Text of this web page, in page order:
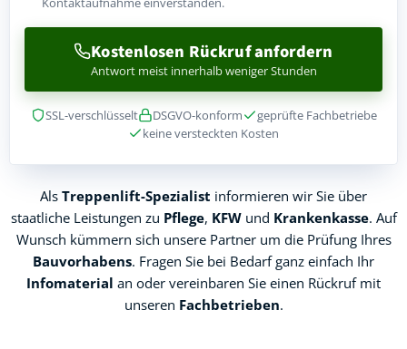
Kostenlosen Rückruf anfordern
Antwort meist innerhalb weniger Stunden
SSL-verschlüsselt DSGVO-konform
geprüfte Fachbetriebe
keine versteckten Kosten
Als Treppenlift-Spezialist informieren wir Sie über
staatliche Leistungen zu Pflege, KFWund Krankenkasse. Auf
Wunsch kümmern sich unsere Partner um die Prüfung Ihres
Bauvorhabens. Fragen Sie bei Bedarf ganz einfach Ihr
Infomaterial an oder vereinbaren Sie einen Rückruf mit
unseren Fachbetrieben.